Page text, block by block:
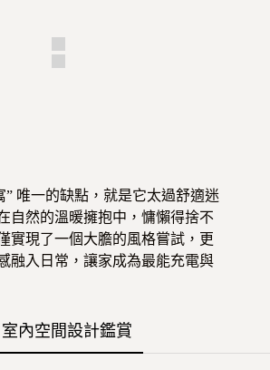
” 唯一的缺點，就是它太過舒適迷
自然的溫暖擁抱中，慵懶得捨不
實現了一個大膽的風格嘗試，更
融入日常，讓家成為最能充電與
室內空間設計鑑賞